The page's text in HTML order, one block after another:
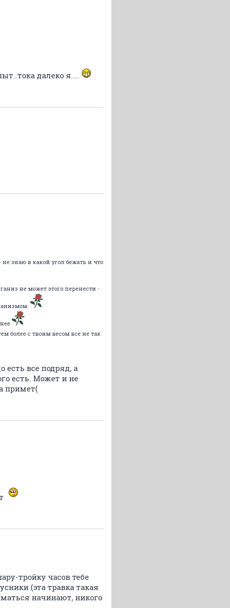
далеко я....
знаю в какой угол бежать и что
не может этого перенести -
более с твоим весом все не так
есть все подряд, а
есть. Может и не
примет(
тройку часов тебе
(эта травка такая
начинают, никого